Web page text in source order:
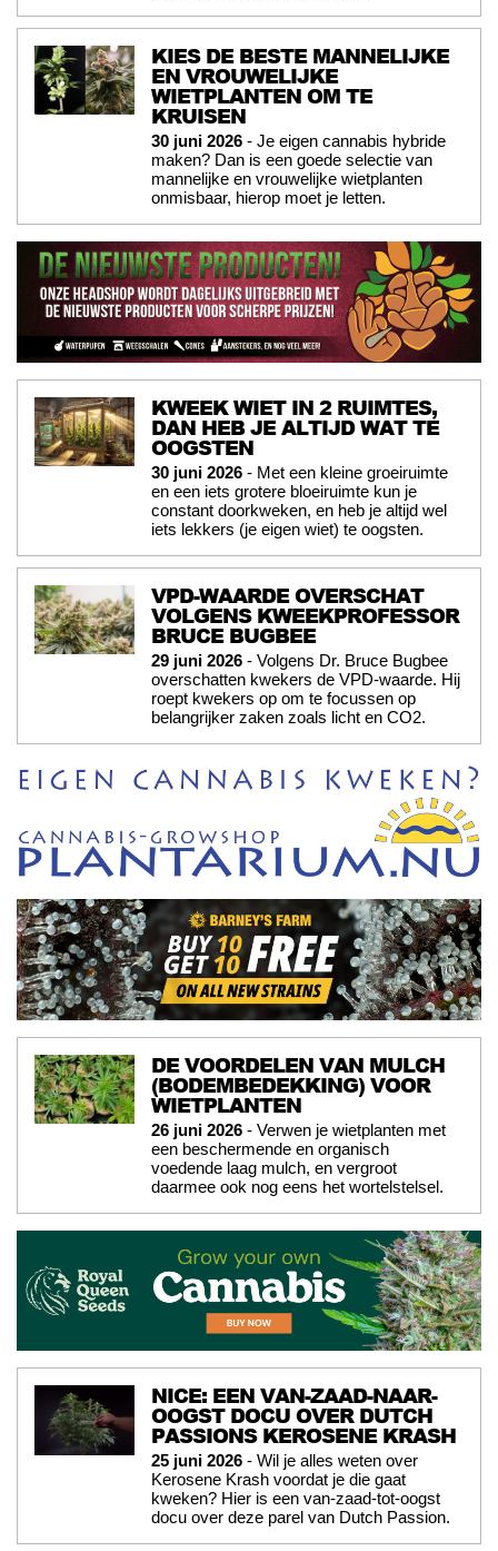
KIES DE BESTE MANNELIJKE
EN VROUWELIJKE
WIETPLANTEN OM TE
KRUISEN
30 juni 2026 - Je eigen cannabis hybride
maken? Dan is een goede selectie van
mannelijke en vrouwelijke wietplanten
onmisbaar, hierop moet je letten.
KWEEK WIET IN 2 RUIMTES,
DAN HEB JE ALTIJD WAT TE
OOGSTEN
30 juni 2026 - Met een kleine groeiruimte
en een iets grotere bloeiruimte kun je
constant doorkweken, en heb je altijd wel
iets lekkers (je eigen wiet) te oogsten.
VPD-WAARDE OVERSCHAT
VOLGENS KWEEKPROFESSOR
BRUCE BUGBEE
29 juni 2026 - Volgens Dr. Bruce Bugbee
overschatten kwekers de VPD-waarde. Hij
roept kwekers op om te focussen op
belangrijker zaken zoals licht en CO2.
DE VOORDELEN VAN MULCH
(BODEMBEDEKKING) VOOR
WIETPLANTEN
26 juni 2026 - Verwen je wietplanten met
een beschermende en organisch
voedende laag mulch, en vergroot
daarmee ook nog eens het wortelstelsel.
NICE: EEN VAN-ZAAD-NAAR-
OOGST DOCU OVER DUTCH
PASSIONS KEROSENE KRASH
25 juni 2026 - Wil je alles weten over
Kerosene Krash voordat je die gaat
kweken? Hier is een van-zaad-tot-oogst
docu over deze parel van Dutch Passion.